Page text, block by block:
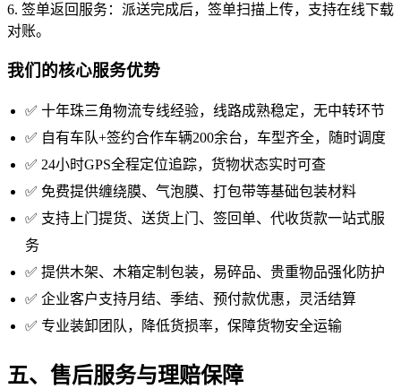
6. 签单返回服务：派送完成后，签单扫描上传，支持在线下载
对账。
我们的核心服务优势
✅ 十年珠三角物流专线经验，线路成熟稳定，无中转环节
✅ 自有车队+签约合作车辆200余台，车型齐全，随时调度
✅ 24小时GPS全程定位追踪，货物状态实时可查
✅ 免费提供缠绕膜、气泡膜、打包带等基础包装材料
✅ 支持上门提货、送货上门、签回单、代收货款一站式服
务
✅ 提供木架、木箱定制包装，易碎品、贵重物品强化防护
✅ 企业客户支持月结、季结、预付款优惠，灵活结算
✅ 专业装卸团队，降低货损率，保障货物安全运输
五、售后服务与理赔保障